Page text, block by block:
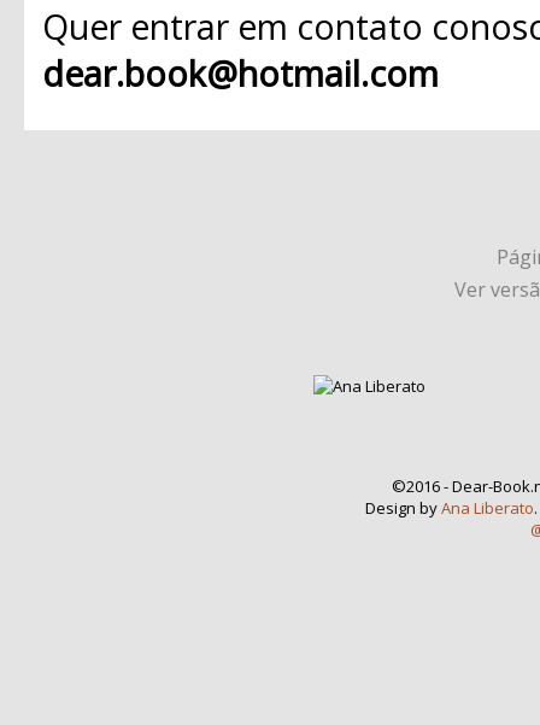
Quer entrar em contato
dear.book@hotmail.com
Ver
©2016 - Dear-
Design byAna Liberato